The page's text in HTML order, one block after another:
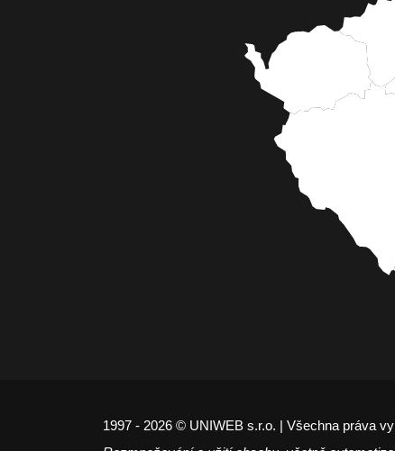
1997 - 2026 © UNIWEB s.r.o. | Všechna práva